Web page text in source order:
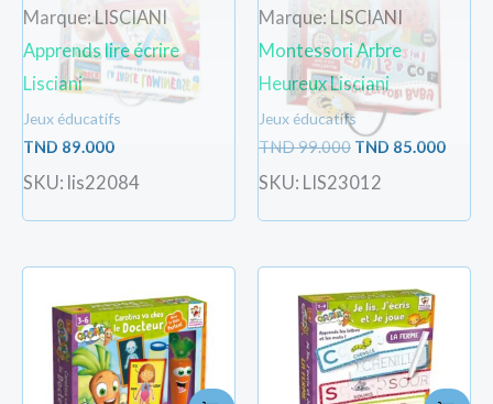
Marque: LISCIANI
Apprends lire écrire
Lisciani
Jeux éducatifs
TND 89.000
SKU: lis22084
Marque: LISCIANI
Montessori Arbre
Heureux Lisciani
Jeux éducatifs
TND99.000 TND 85.000
SKU: LIS23012